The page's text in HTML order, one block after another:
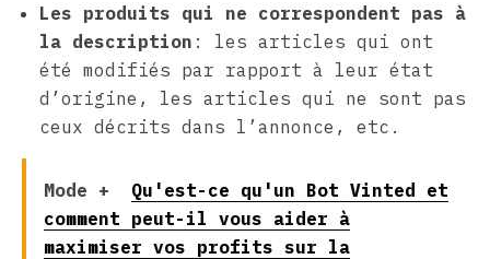
Les produits qui ne correspondent pas à
la description : les articles qui ont
été modifiés par rapport à leur état
d’origine, les articles qui ne sont pas
ceux décrits dans l’annonce, etc.
Mode +
Qu'est-ce qu'un Bot Vinted et
comment peut-il vous aider à
maximiser vos profits sur la